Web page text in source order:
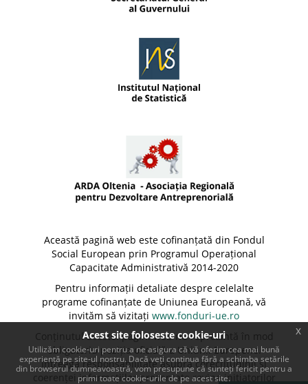
Această pagină web este cofinanțată din Fondul
Social European prin Programul Operațional
Capacitate Administrativă 2014-2020
Pentru informații detaliate despre celelalte
programe cofinanțate de Uniunea Europeană, vă
invităm să vizitați www.fonduri-ue.ro
Conținutul acestei pagini web nu reprezintă în mod
obligatoriu poziția oficială a Uniunii Europene.
Întreaga responsabilitate asupra corectitudinii și
coerenței informațiilor prezentate revine inițiatorilor
Acest site foloseste cookie-uri
Utilizăm cookie-uri pentru a ne asigura că vă oferim cea mai bună
experiență pe site-ul nostru. Dacă veți continua fără a schimba setările
din browserul dumneavoastră, vom presupune că sunteți fericit pentru a
primi toate cookie-urile de pe acest site.
x